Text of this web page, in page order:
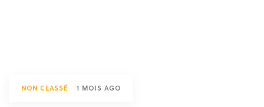
NON CLASSÉ 1 MOIS AGO